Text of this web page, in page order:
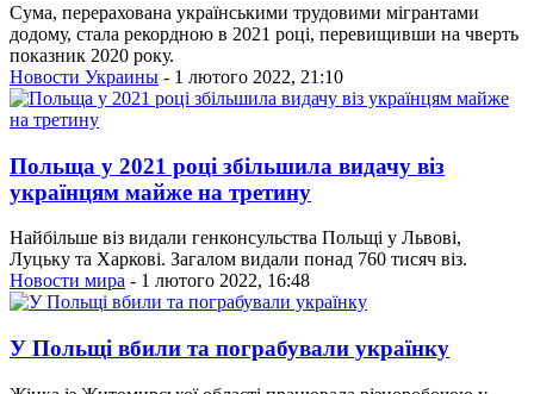
Сума, перерахована українськими трудовими мігрантами
додому, стала рекордною в 2021 році, перевищивши на чверть
показник 2020 року.
Новости Украины - 1 лютого 2022, 21:10
Польща у 2021 році збільшила видачу віз
українцям майже на третину
Найбільше віз видали генконсульства Польщі у Львові,
Луцьку та Харкові. Загалом видали понад 760 тисяч віз.
Новости мира - 1 лютого 2022, 16:48
У Польщі вбили та пограбували українку